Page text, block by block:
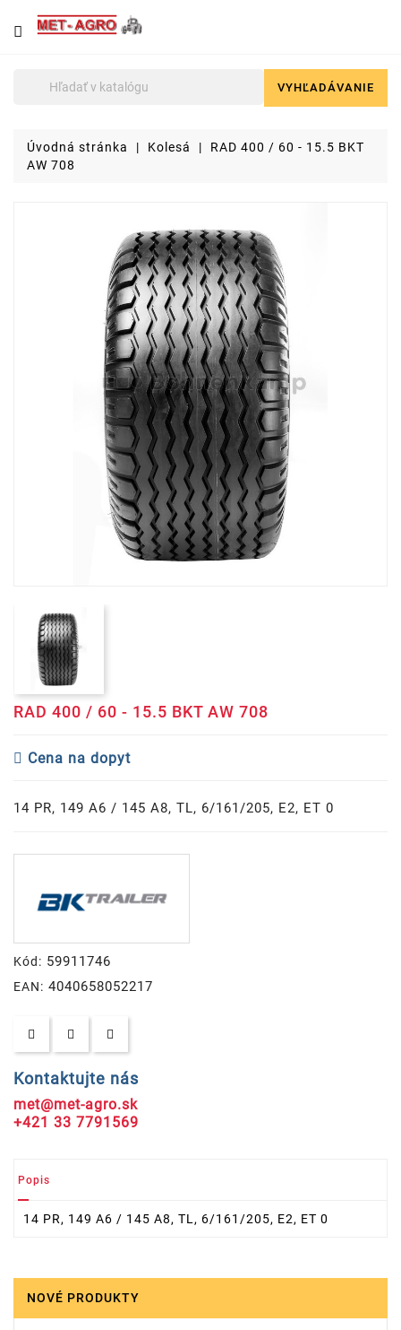
NÁJDETE
U
Lyžice
VYHĽADÁVANIE
Úvodná stránka Kolesá
RAD 400 / 60 - 15.5 BKT
AW 708
RAD 400 / 60 - 15.5 BKT AW 708
Cena na dopyt
14 PR, 149 A6 / 145 A8, TL, 6/161/205, E2, ET 0
Kód: 59911746
EAN: 4040658052217
Kontaktujte nás
met@met-agro.sk
+421 33 7791569
Popis
14 PR, 149 A6 / 145 A8, TL, 6/161/205, E2, ET 0
NOVÉ PRODUKTY